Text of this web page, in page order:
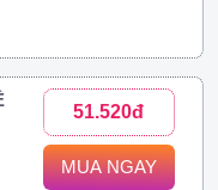
51.520đ
MUA NGAY